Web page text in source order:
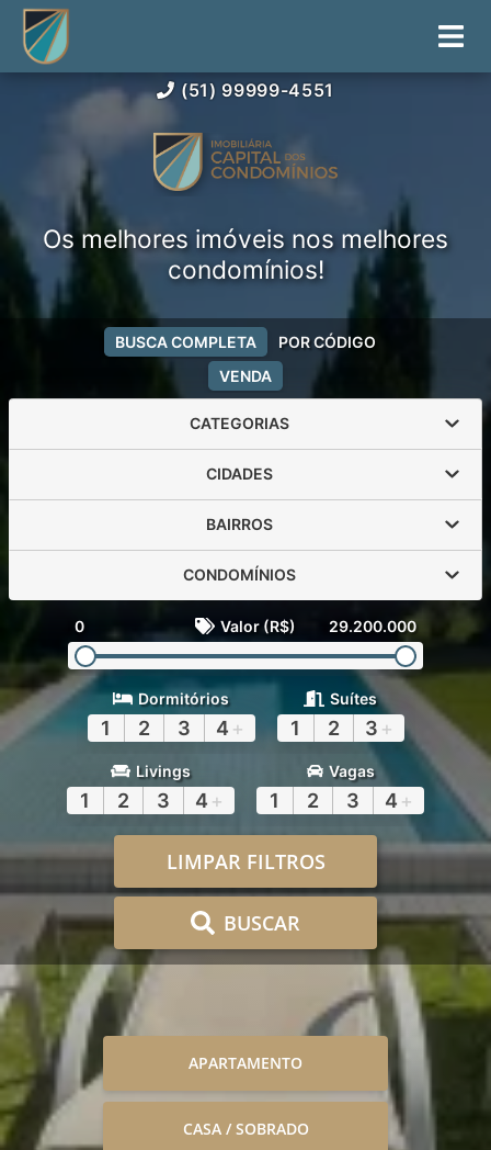
(51) 99999-4551
Os melhores imóveis nos melhores
condomínios!
VENDA
BUSCA COMPLETA POR CÓDIGO
CATEGORIAS
CIDADES
BAIRROS
CONDOMÍNIOS
0 Valor (R$) 29.200.000
Dormitórios
1 2 3 4 +
Suítes
1 2 3 +
Livings
1 2 3 4 +
Vagas
1 2 3 4 +
LIMPAR FILTROS
BUSCAR
APARTAMENTO
CASA / SOBRADO